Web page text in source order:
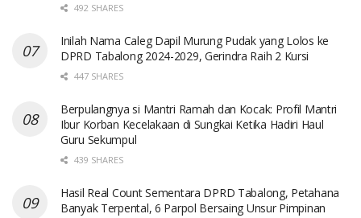
492 SHARES
Inilah Nama Caleg Dapil Murung Pudak yang Lolos ke
DPRD Tabalong 2024-2029, Gerindra Raih 2 Kursi
447 SHARES
Berpulangnya si Mantri Ramah dan Kocak: Profil Mantri
Ibur Korban Kecelakaan di Sungkai Ketika Hadiri Haul
Guru Sekumpul
439 SHARES
Hasil Real Count Sementara DPRD Tabalong, Petahana
Banyak Terpental, 6 Parpol Bersaing Unsur Pimpinan